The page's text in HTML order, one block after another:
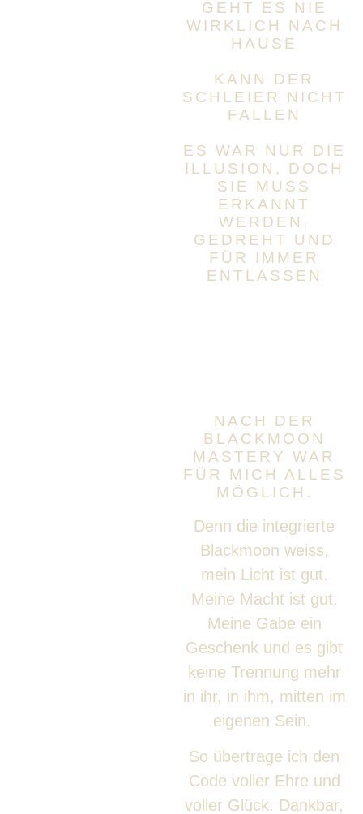
GEHT ES NIE
WIRKLICH NACH
HAUSE
KANN DER
SCHLEIER NICHT
FALLEN
ES WAR NUR DIE
ILLUSION, DOCH
SIE MUSS
ERKANNT
WERDEN,
GEDREHT UND
FÜR IMMER
ENTLASSEN
NACH DER
BLACKMOON
MASTERY WAR
FÜR MICH ALLES
MÖGLICH.
Denn die integrierte
Blackmoon weiss,
mein Licht ist gut.
Meine Macht ist gut.
Meine Gabe ein
Geschenk und es gibt
keine Trennung mehr
in ihr, in ihm, mitten im
eigenen Sein.
So übertrage ich den
Code voller Ehre und
voller Glück. Dankbar,